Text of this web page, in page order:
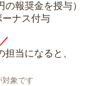
の報奨金を授与）
ーナス付与
当になると、
象です